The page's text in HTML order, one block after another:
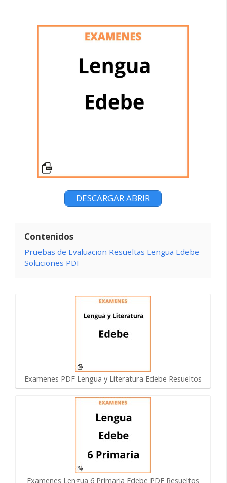
DESCARGAR ABRIR
Contenidos
Pruebas de Evaluacion Resueltas Lengua Edebe
Soluciones PDF
Examenes PDF Lengua y Literatura Edebe Resueltos
Examenes Lengua 6 Primaria Edebe PDF Resueltos